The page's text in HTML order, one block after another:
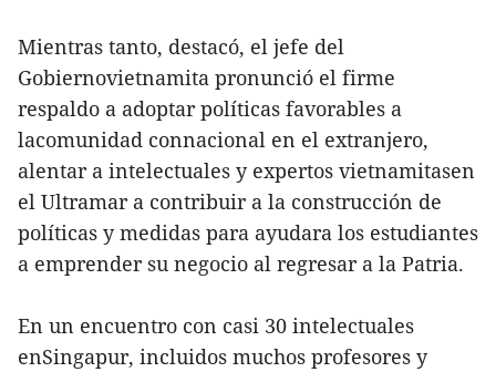
Mientras tanto, destacó, el jefe del
Gobiernovietnamita pronunció el firme
respaldo a adoptar políticas favorables a
lacomunidad connacional en el extranjero,
alentar a intelectuales y expertos vietnamitasen
el Ultramar a contribuir a la construcción de
políticas y medidas para ayudara los estudiantes
a emprender su negocio al regresar a la Patria.
En un encuentro con casi 30 intelectuales
enSingapur, incluidos muchos profesores y